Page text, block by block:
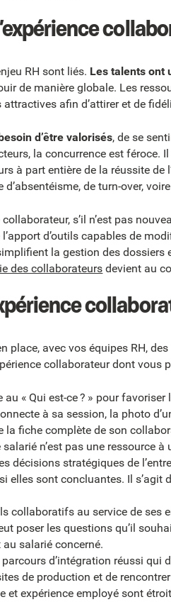
RH sont liés. Les talents ont
de manière globale. Les
afin d’attirer et de
d’être valorisés, de se
la concurrence est féroce.
à part entière de la réussite
d’absentéisme, de turn-over,
collaborateur, s’il n’est pas
l’apport d’outils capables de
la gestion des dossiers
des collaborateurs devient au
place, avec vos équipes RH,
collaborateur dont vous
au « Qui est-ce ? » pour
à sa session, la photo
la fiche complète de son
salarié n’est pas une ressource
décisions stratégiques de
elles sont concluantes. Il s’agit
collaboratifs au service de ses
poser les questions qu’il
salarié concerné.
d’intégration réussi qui
de production et de
et expérience employé sont